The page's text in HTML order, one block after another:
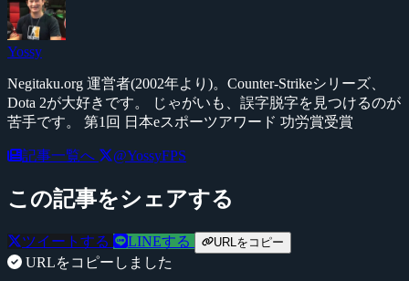
Yossy
Negitaku.org 運営者(2002年より)。Counter-Strikeシリーズ、
Dota 2が大好きです。 じゃがいも、誤字脱字を見つけるのが
苦手です。 第1回 日本eスポーツアワード 功労賞受賞
記事一覧へ @YossyFPS
この記事をシェアする
ツイートする LINEする URLをコピー
URLをコピーしました